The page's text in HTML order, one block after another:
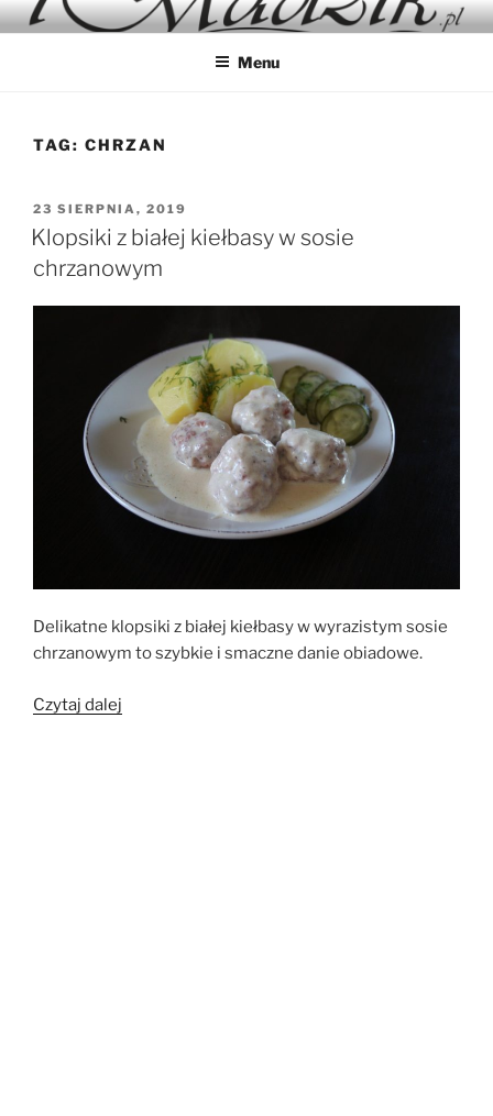
Przejdź
do
IMADZIK
Blog Kulinarny
Menu
TAG: CHRZAN
OPUBLIKOWANE
W
23 SIERPNIA, 2019
Klopsiki z białej kiełbasy w sosie
chrzanowym
Delikatne klopsiki z białej kiełbasy w wyrazistym sosie
chrzanowym to szybkie i smaczne danie obiadowe.
Czytaj dalej